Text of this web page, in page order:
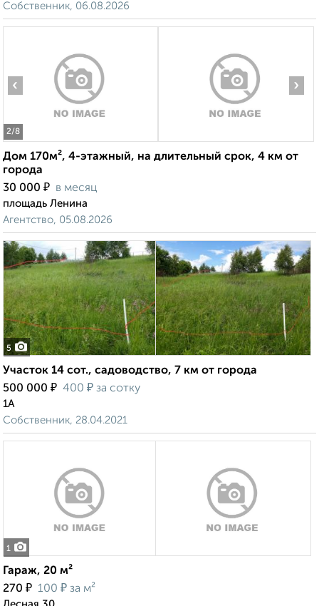
Собственник, 06.08.2026
2/8
‹ ›
Дом 170м², 4-этажный, на длительный срок, 4 км от
города
30 000 ₽ в месяц
площадь Ленина
Агентство, 05.08.2026
5
Участок 14 сот., садоводство, 7 км от города
500 000 ₽ 400 ₽ за сотку
1А
Собственник, 28.04.2021
1
Гараж, 20 м²
270 ₽ 100 ₽ за м²